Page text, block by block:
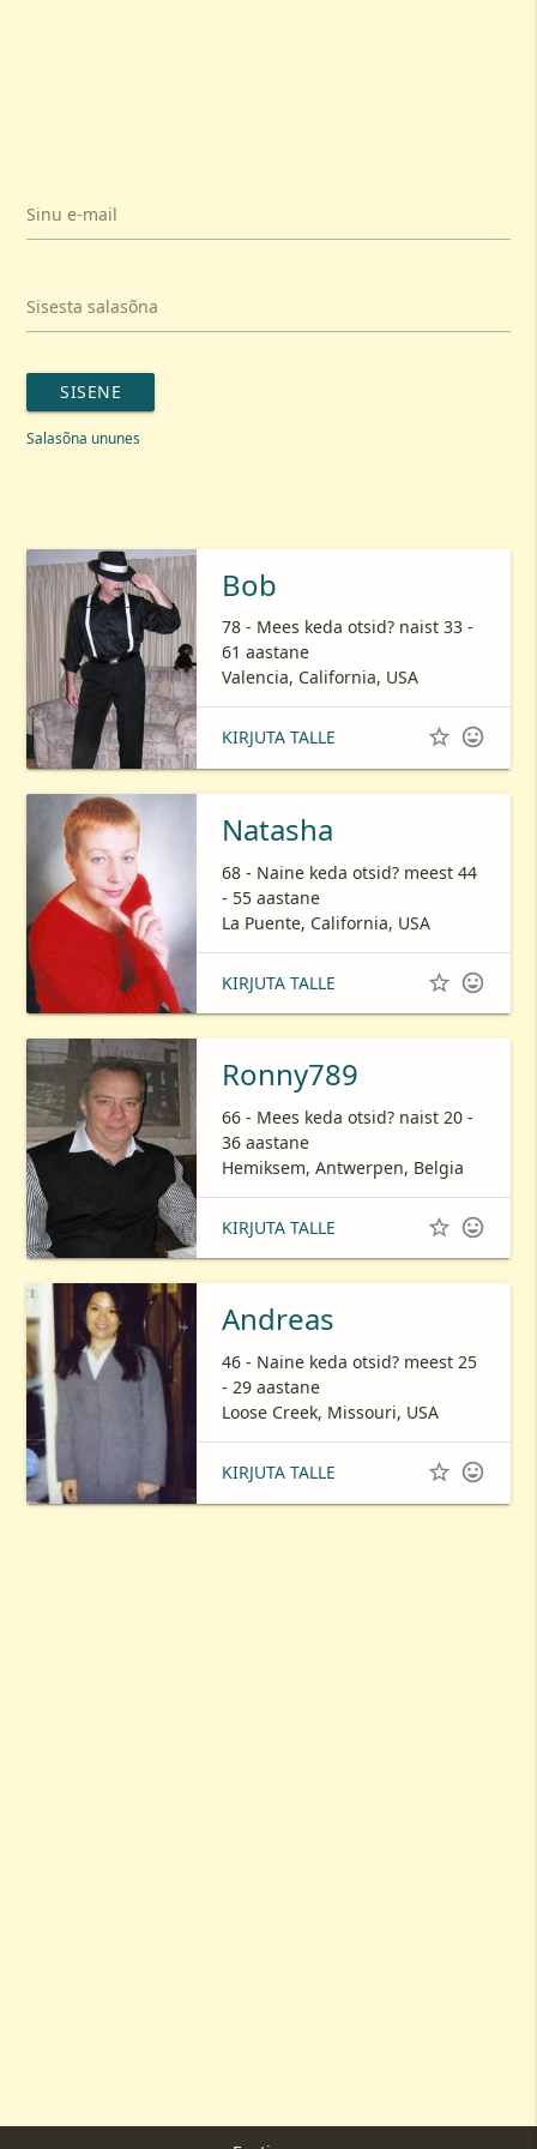
Sinu e-mail
Sisesta salasõna
SISENE
Salasõna ununes
Bob
78 - Mees keda otsid? naist 33 -
61 aastane
Valencia, California, USA
KIRJUTA TALLE  
Natasha
68 - Naine keda otsid? meest 44
- 55 aastane
La Puente, California, USA
KIRJUTA TALLE  
Ronny789
66 - Mees keda otsid? naist 20 -
36 aastane
Hemiksem, Antwerpen, Belgia
KIRJUTA TALLE  
Andreas
46 - Naine keda otsid? meest 25
- 29 aastane
Loose Creek, Missouri, USA
KIRJUTA TALLE  